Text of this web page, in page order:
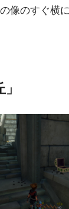
像のすぐ横